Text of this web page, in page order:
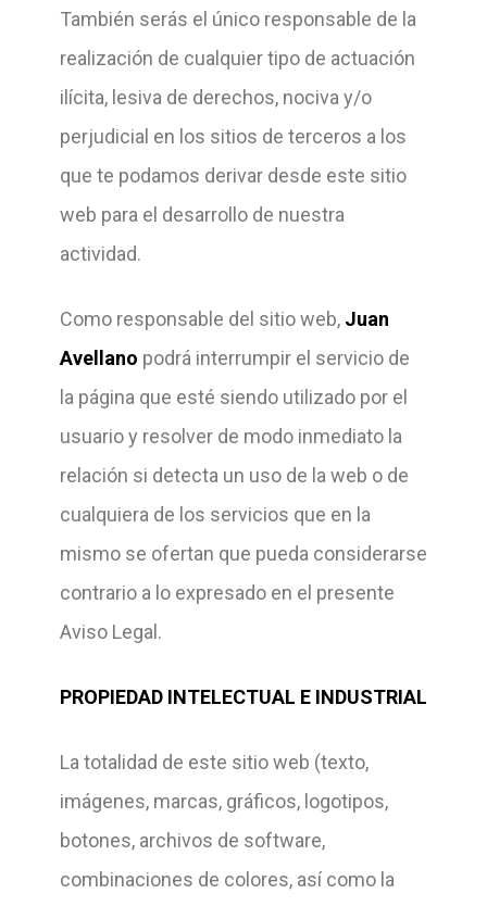
También serás el único responsable de la
realización de cualquier tipo de actuación
ilícita, lesiva de derechos, nociva y/o
perjudicial en los sitios de terceros a los
que te podamos derivar desde este sitio
web para el desarrollo de nuestra
actividad.
Como responsable del sitio web, Juan
Avellano podrá interrumpir el servicio de
la página que esté siendo utilizado por el
usuario y resolver de modo inmediato la
relación si detecta un uso de la web o de
cualquiera de los servicios que en la
mismo se ofertan que pueda considerarse
contrario a lo expresado en el presente
Aviso Legal.
PROPIEDAD INTELECTUAL E INDUSTRIAL
La totalidad de este sitio web (texto,
imágenes, marcas, gráficos, logotipos,
botones, archivos de software,
combinaciones de colores, así como la